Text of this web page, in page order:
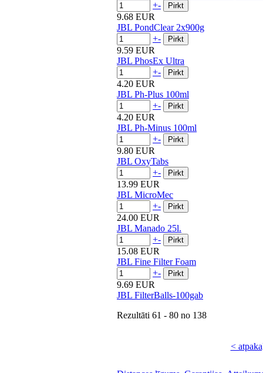
+-
9.68 EUR
JBL PondClear 2x900g
+-
9.59 EUR
JBL PhosEx Ultra
+-
4.20 EUR
JBL Ph-Plus 100ml
+-
4.20 EUR
JBL Ph-Minus 100ml
+-
9.80 EUR
JBL OxyTabs
+-
13.99 EUR
JBL MicroMec
+-
24.00 EUR
JBL Manado 25l.
+-
15.08 EUR
JBL Fine Filter Foam
+-
9.69 EUR
JBL FilterBalls-100gab
Rezultāti 61 - 80 no 138
<